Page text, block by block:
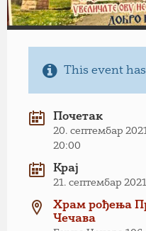
This event
Почетак
20. септембар
20:00
Крај
21. септембар
Храм рођења
Чечава